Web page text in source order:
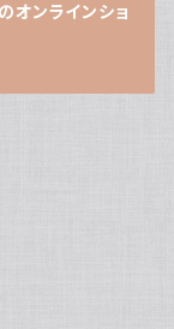
ンラインショ